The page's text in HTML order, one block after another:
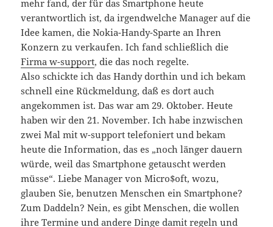
mehr fand, der für das Smartphone heute
verantwortlich ist, da irgendwelche Manager auf die
Idee kamen, die Nokia-Handy-Sparte an Ihren
Konzern zu verkaufen. Ich fand schließlich die
Firma w-support, die das noch regelte.
Also schickte ich das Handy dorthin und ich bekam
schnell eine Rückmeldung, daß es dort auch
angekommen ist. Das war am 29. Oktober. Heute
haben wir den 21. November. Ich habe inzwischen
zwei Mal mit w-support telefoniert und bekam
heute die Information, das es „noch länger dauern
würde, weil das Smartphone getauscht werden
müsse“. Liebe Manager von Micro$oft, wozu,
glauben Sie, benutzen Menschen ein Smartphone?
Zum Daddeln? Nein, es gibt Menschen, die wollen
ihre Termine und andere Dinge damit regeln und